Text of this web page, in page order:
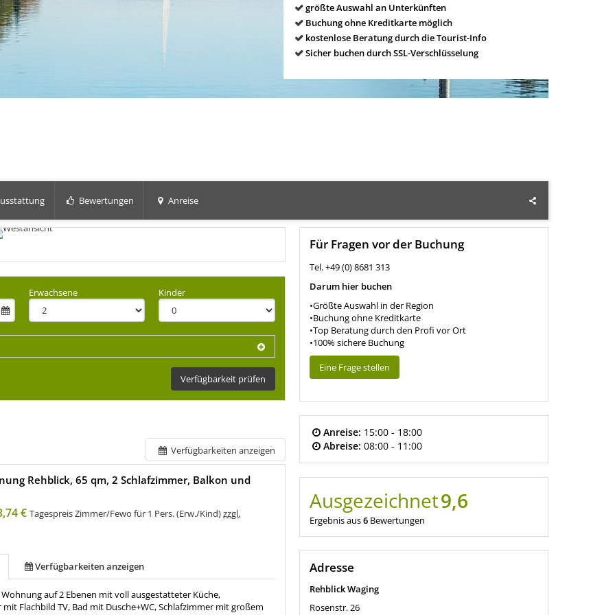
größte Auswahl an Unterkünften
Buchung ohne Kreditkarte möglich
kostenlose Beratung durch die Tourist-Info
Sicher buchen durch SSL-Verschlüsselung
Bewertungen Anreise
Erwachsene Kinder
Verfügbarkeit prüfen
Verfügbarkeiten anzeigen
Rehblick, 65 qm, 2 Schlafzimmer, Balkon und
€ Tagespreis Zimmer/Fewo für 1 Pers. (Erw./Kind)zzgl.
Verfügbarkeiten anzeigen
Wohnung auf 2 Ebenen mit voll ausgestatteter Küche,
Flachbild TV, Bad mit Dusche+WC, Schlafzimmer mit großem
Für Fragen vor der Buchung
Tel. +49 (0) 8681 313
Darum hier buchen
•Größte Auswahl in der Region
•Buchung ohne Kreditkarte
•Top Beratung durch den Profi vor Ort
•100% sichere Buchung
Eine Frage stellen
Anreise: 15:00 - 18:00
Abreise: 08:00 - 11:00
Ausgezeichnet9,6
Ergebnis aus6 Bewertungen
Adresse
Rehblick Waging
Rosenstr. 26